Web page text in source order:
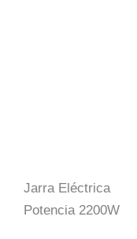
Jarra Eléctrica
Potencia 2200W